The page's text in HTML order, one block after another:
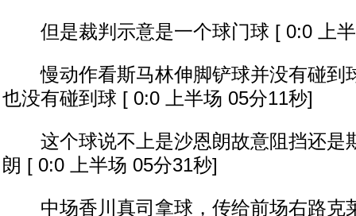
但是裁判示意是一个球门球 [ 0:0 上半
慢动作看斯马林伸脚铲球并没有碰到
也没有碰到球 [ 0:0 上半场 05分11秒]
这个球说不上是沙恩朗故意阻挡还是
朗 [ 0:0 上半场 05分31秒]
中场香川真司拿球，传给前场右路克